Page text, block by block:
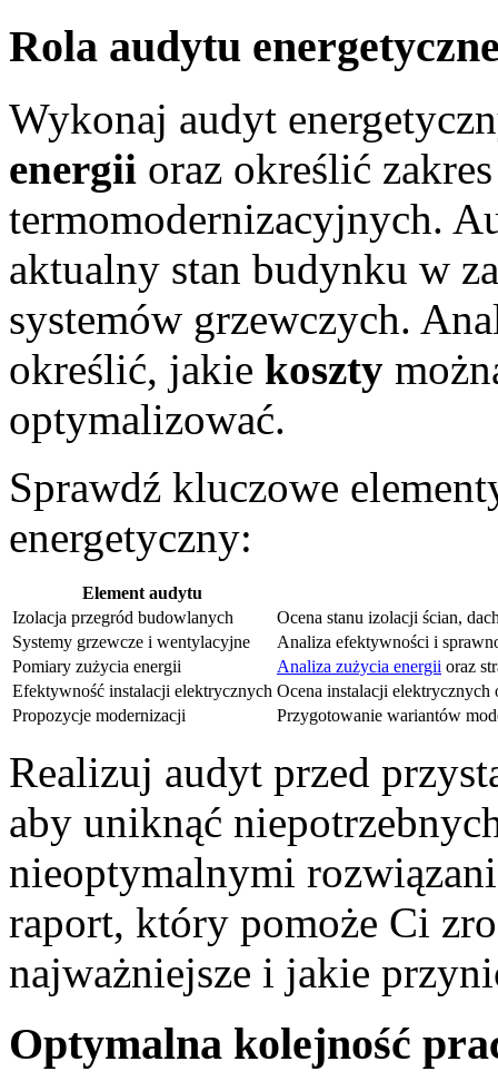
Rola audytu
Wykonaj audyt
energii oraz określić
termomodernizacyjnych.
aktualny stan budynku w
systemów grzewczych.
określić, jakie koszty
optymalizować.
Sprawdź kluczowe
energetyczny:
Element audytu
Izolacja przegród budowlanych
Ocena stanu izolacji ścian,
Systemy grzewcze i wentylacyjne
Analiza efektywności i
Pomiary zużycia energii
Analiza zużycia energii oraz
Efektywność instalacji elektrycznych Ocena instalacji
Propozycje modernizacji
Przygotowanie wariantów
Realizuj audyt przed
aby uniknąć
nieoptymalnymi
raport, który pomoże Ci
najważniejsze i jakie
Optymalna kolejność